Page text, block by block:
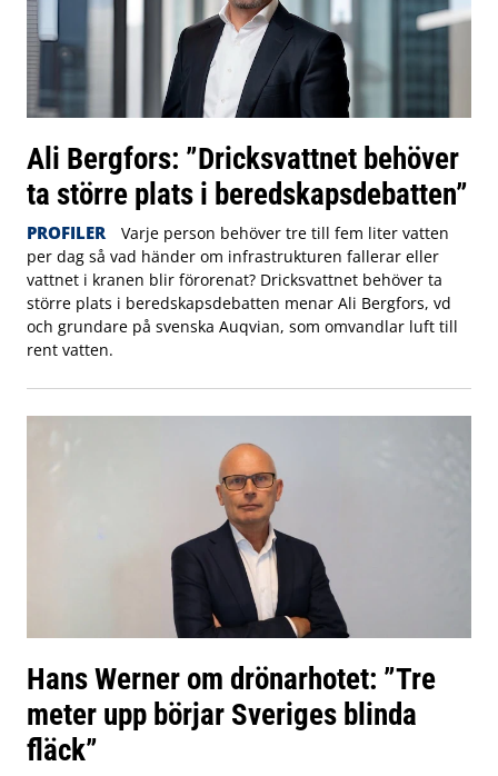
Ali Bergfors: ”Dricksvattnet behöver
ta större plats i beredskapsdebatten”
PROFILER
Varje person behöver tre till fem liter vatten
per dag så vad händer om infrastrukturen fallerar eller
vattnet i kranen blir förorenat? Dricksvattnet behöver ta
större plats i beredskapsdebatten menar Ali Bergfors, vd
och grundare på svenska Auqvian, som omvandlar luft till
rent vatten.
Hans Werner om drönarhotet: ”Tre
meter upp börjar Sveriges blinda
fläck”